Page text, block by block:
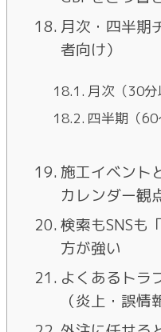
月次・四半期
者向け）
月次（30分
四半期（60
施工イベント
カレンダー観
検索もSNSも
方が強い
よくあるトラ
（炎上・誤情